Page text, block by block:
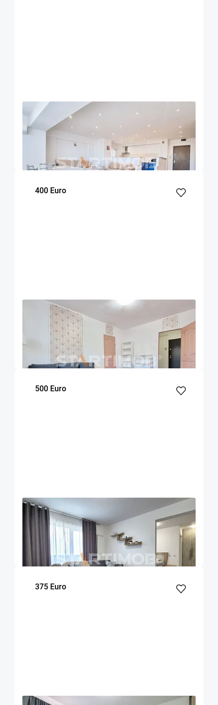
OFERTA NOUA COMISION 50%
Apartament 3 camere zona Grivitei
Brasov
2
dormitoare
7
Etaj
400 Euro
OFERTA NOUA EXCLUSIVITATE
Apartament mobilat doua camere Zizinului
52 1
dormitor
Parter
Etaj
500 Euro
OFERTA NOUA COMISION 50%
Apartament 2 camere zona Coresi
Brasov
53
dormitor
7
375 Euro
OFERTA NOUA COMISION 50%